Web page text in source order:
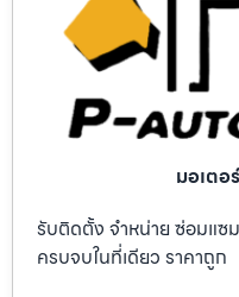
มอเตอ
รับติดตั้ง จำหน่าย ซ่อมแซ
ครบจบในที่เดียว ราคาถูก